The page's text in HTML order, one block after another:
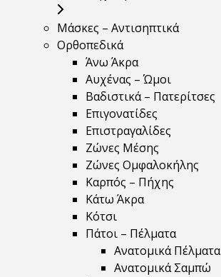
Μάσκες – Αντισηπτικά
Ορθοπεδικά
Άνω Άκρα
Αυχένας – Ώμοι
Βαδιστικά – Πατερίτσες
Επιγονατίδες
Επιστραγαλίδες
Ζώνες Μέσης
Ζώνες Ομφαλοκήλης
Καρπός – Πήχης
Κάτω Άκρα
Κότσι
Πάτοι – Πέλματα
Ανατομικά Πέλματα
Ανατομικά Σαμπώ